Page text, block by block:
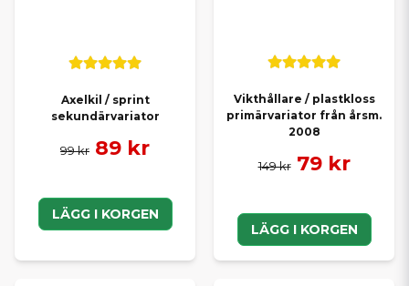
Axelkil / sprint
sekundärvariator
99 kr 89 kr
LÄGG I KORGEN
Vikthållare / plastkloss
primärvariator från årsm.
2008
149 kr 79 kr
LÄGG I KORGEN